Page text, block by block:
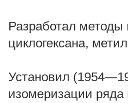
Разработал
циклогексана,
Установил
изомеризации